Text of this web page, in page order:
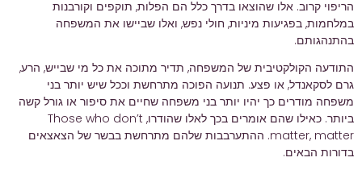
הריפוי קרוב. אלו שהוצאו בדרך כלל הם הפלות, תוקפים וקורבנות
במלחמות, בפגיעות מיניות, חולי נפש, ואלו שביישו את המשפחה
בהתנהגותם.
התודעה הקולקטיבית של המשפחה, תדיר מתוכה את כל מי שבייש, הרע,
גרם לסקאנדל, או פצע. תנועה הפוכה מתרחשת וככל שיש יותר בני
משפחה מודרים כך יהיו יותר בני משפחה שחיים את סיפור או גורל קשה
ביותר. כאילו שהם אומרים בכך לאלו שהודרו, Those who don’t
matter, matter. ההתערבבות שלהם מתרחשת בבשר של הצאצאים
בדורות הבאים.